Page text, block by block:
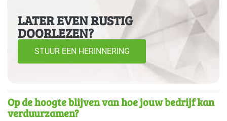
LATER EVEN RUSTIG
DOORLEZEN?
STUUR EEN HERINNERING
Op de hoogte blijven van hoe jouw bedrijf kan
verduurzamen?